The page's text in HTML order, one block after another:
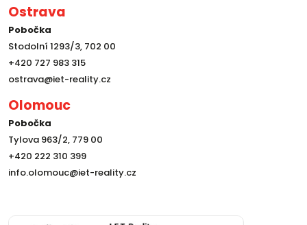
Ostrava
Pobočka
Stodolní 1293/3, 702 00
+420 727 983 315
ostrava@iet-reality.cz
Olomouc
Pobočka
Tylova 963/2, 779 00
+420 222 310 399
info.olomouc@iet-reality.cz